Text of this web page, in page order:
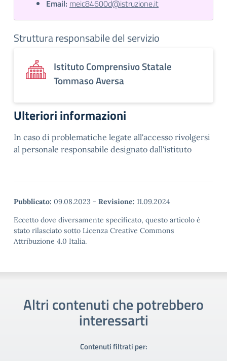
Email: meic84600d@istruzione.it
Struttura responsabile del servizio
Istituto Comprensivo Statale
Tommaso Aversa
Ulteriori informazioni
In caso di problematiche legate all'accesso rivolgersi
al personale responsabile designato dall'istituto
Pubblicato: 09.08.2023 - Revisione: 11.09.2024
Eccetto dove diversamente specificato, questo articolo è
stato rilasciato sotto Licenza Creative Commons
Attribuzione 4.0 Italia.
Altri contenuti che potrebbero
interessarti
Contenuti filtrati per: